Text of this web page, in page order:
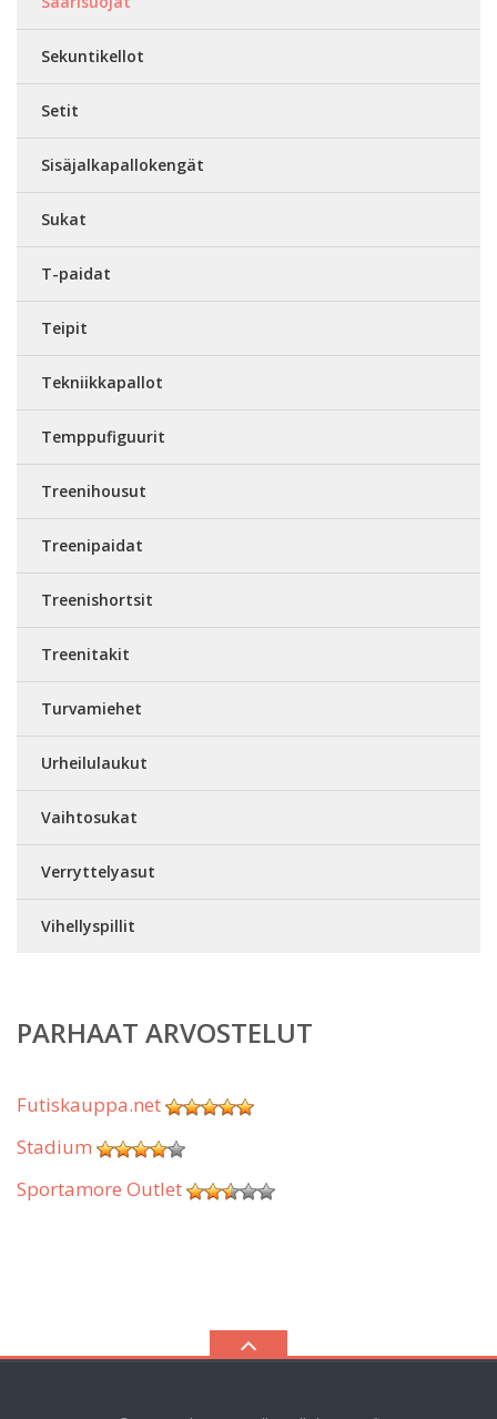
Sekuntikellot
Setit
Sisäjalkapallokengät
Sukat
T-paidat
Teipit
Tekniikkapallot
Temppufiguurit
Treenihousut
Treenipaidat
Treenishortsit
Treenitakit
Turvamiehet
Urheilulaukut
Vaihtosukat
Verryttelyasut
Vihellyspillit
PARHAAT ARVOSTELUT
Futiskauppa.net
Stadium
Sportamore Outlet